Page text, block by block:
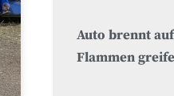
Auto brennt
Flammen